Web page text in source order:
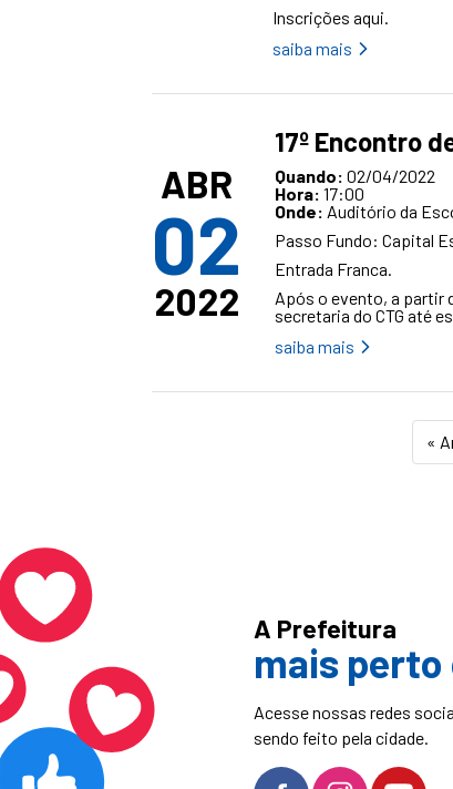
Inscrições aqui.
saiba mais
ABR
02
2022
17º Encontro
Quando: 02/04/2022
Hora: 17:00
Onde: Auditório da
Passo Fundo: Capital
Entrada Franca.
Após o evento, a partir
secretaria do CTG até
saiba mais
«
A Prefeitura
mais perto
Acesse nossas redes
sendo feito pela cidade.